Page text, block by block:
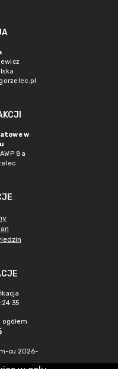
w
8a
cu 2026-